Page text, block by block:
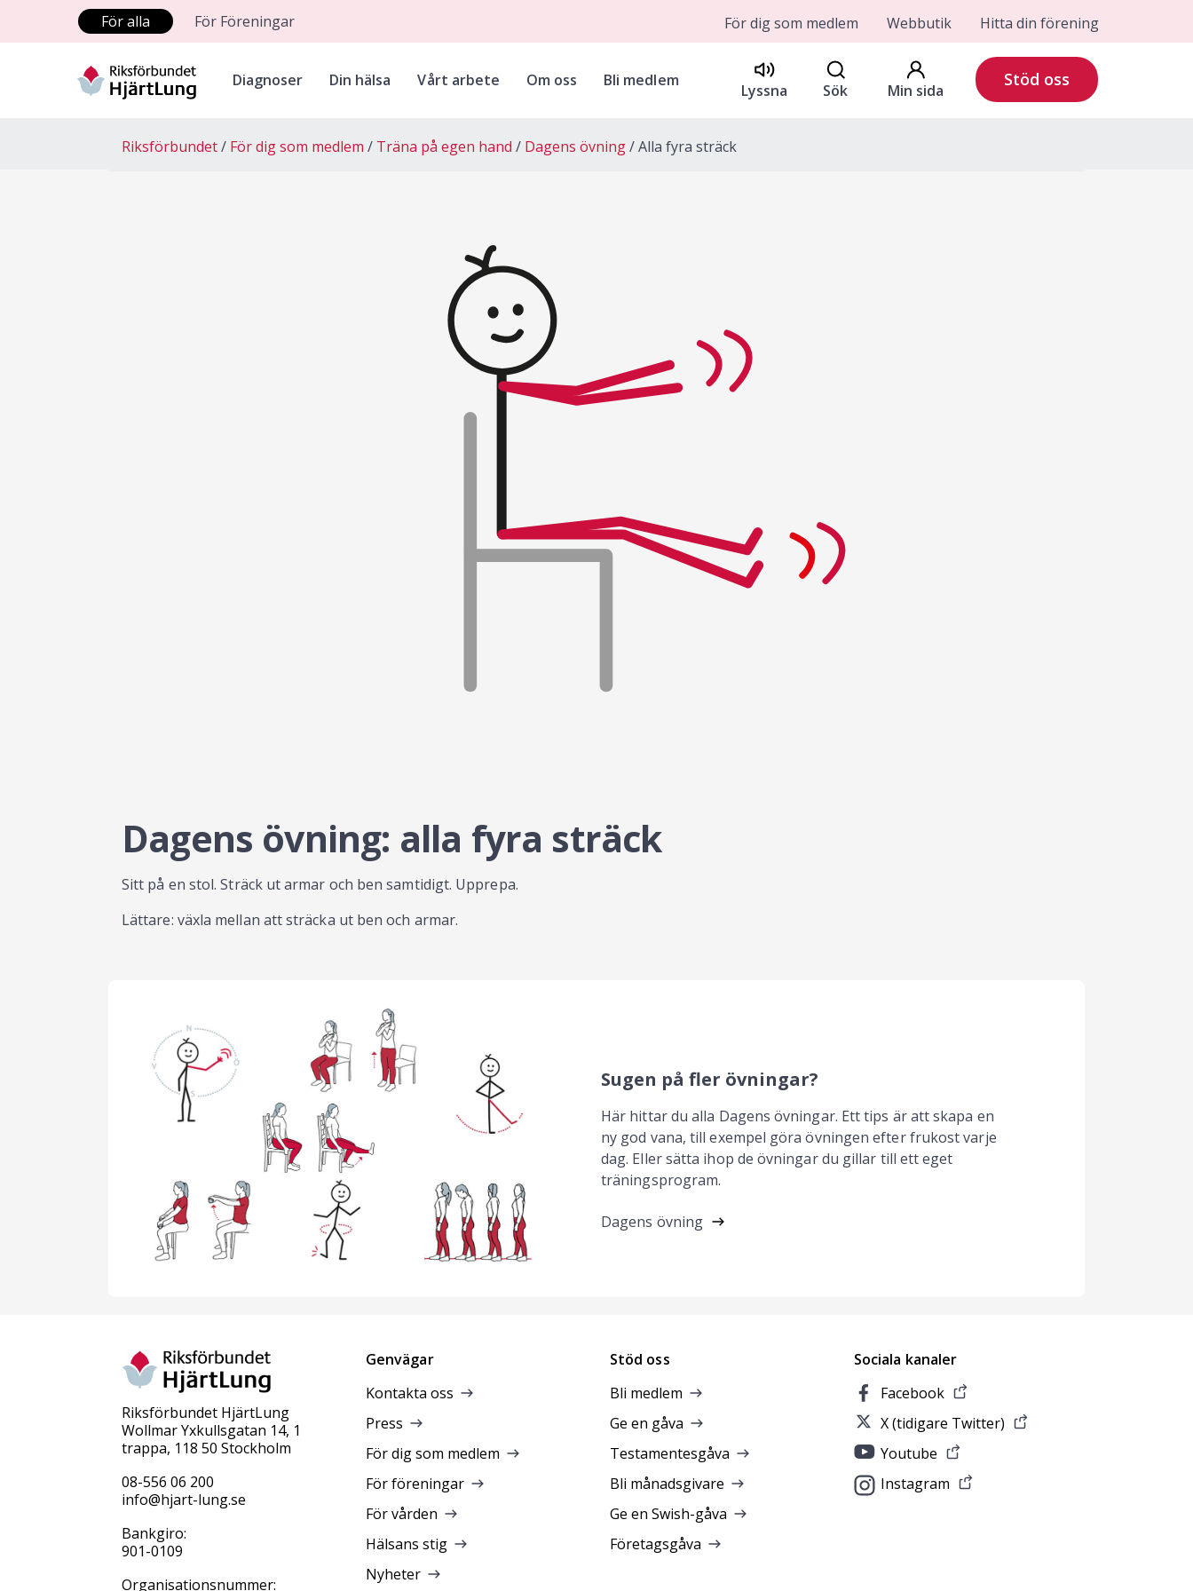
För alla För Föreningar För dig som medlem Webbutik Hitta din förening
Diagnoser Din hälsa Vårt arbete Om oss Bli medlem
Lyssna Sök Min sida
Stöd oss
Riksförbundet För dig som medlem Träna på egen hand Dagens övning Alla fyra sträck
Dagens övning: alla fyra sträck
Sitt på en stol. Sträck ut armar och ben samtidigt. Upprepa.
Lättare: växla mellan att sträcka ut ben och armar.
Sugen på fler övningar?
Här hittar du alla Dagens övningar. Ett tips är att skapa en
ny god vana, till exempel göra övningen efter frukost varje
dag. Eller sätta ihop de övningar du gillar till ett eget
träningsprogram.
Dagens övning
Riksförbundet HjärtLung
Wollmar Yxkullsgatan 14, 1
trappa, 118 50 Stockholm
08-556 06 200
info@hjart-lung.se
Bankgiro:
901-0109
Organisationsnummer:
Genvägar
Kontakta oss
Press
För dig som medlem
För föreningar
För vården
Hälsans stig
Nyheter
Stöd oss
Bli medlem
Ge en gåva
Testamentesgåva
Bli månadsgivare
Ge en Swish-gåva
Företagsgåva
Sociala kanaler
Facebook
X (tidigare Twitter)
Youtube
Instagram